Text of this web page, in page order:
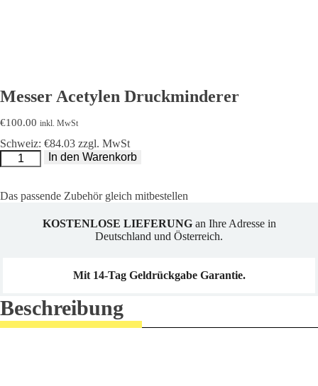
Messer Acetylen Druckminderer
€100.00 inkl. MwSt
Schweiz: €84.03 zzgl. MwSt
Messer
Acetylen
In den Warenkorb
Das passende Zubehör gleich mitbestellen
KOSTENLOSE LIEFERUNGan Ihre Adresse in
Deutschland und Österreich.
Mit 14-Tag Geldrückgabe Garantie.
Beschreibung